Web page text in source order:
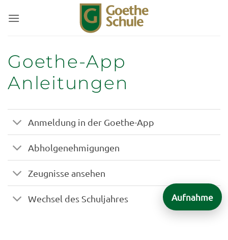
Inhalt
Goethe-App
Anleitungen
Anmeldung in der Goethe-App
Abholgenehmigungen
Zeugnisse ansehen
Wechsel des Schuljahres Aufnahme